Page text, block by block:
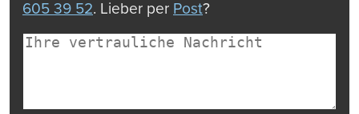
605 39 52. Lieber per Post?